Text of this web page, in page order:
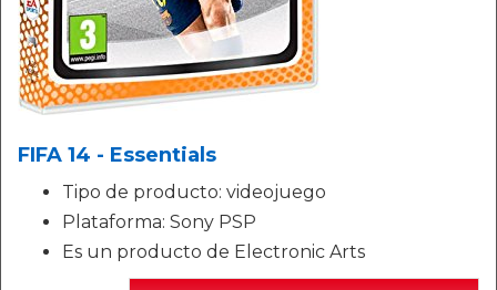
FIFA 14 - Essentials
Tipo de producto: videojuego
Plataforma: Sony PSP
Es un producto de Electronic Arts